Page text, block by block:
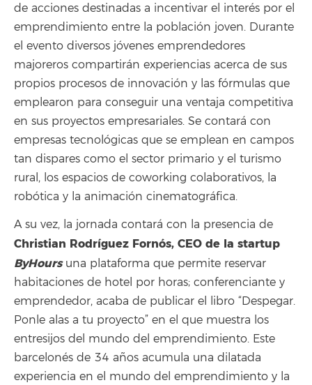
de acciones destinadas a incentivar el interés por el
emprendimiento entre la población joven. Durante
el evento diversos jóvenes emprendedores
majoreros compartirán experiencias acerca de sus
propios procesos de innovación y las fórmulas que
emplearon para conseguir una ventaja competitiva
en sus proyectos empresariales. Se contará con
empresas tecnológicas que se emplean en campos
tan dispares como el sector primario y el turismo
rural, los espacios de coworking colaborativos, la
robótica y la animación cinematográfica.
A su vez, la jornada contará con la presencia de
Christian Rodríguez Fornós, CEO de la startup
ByHoursuna plataforma que permite reservar
habitaciones de hotel por horas; conferenciante y
emprendedor, acaba de publicar el libro “Despegar.
Ponle alas a tu proyecto” en el que muestra los
entresijos del mundo del emprendimiento. Este
barcelonés de 34 años acumula una dilatada
experiencia en el mundo del emprendimiento y la